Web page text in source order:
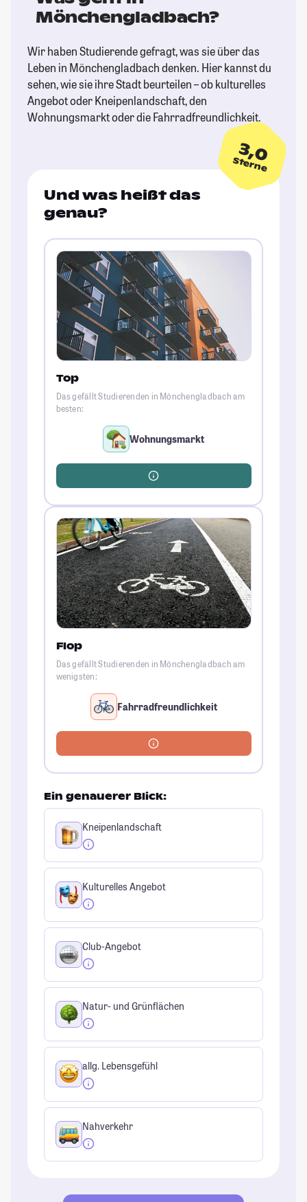
Mönchengladbach?
Wir haben Studierende gefragt, was sie über das
Leben in Mönchengladbach denken. Hier kannst du
sehen, wie sie ihre Stadt beurteilen – ob kulturelles
Angebot oder Kneipenlandschaft, den
Wohnungsmarkt oder die Fahrradfreundlichkeit.
3,0
Sterne
Und was heißt das
genau?
Top
Das gefällt Studierenden in Mönchengladbach am
besten:
Wohnungsmarkt
Flop
Das gefällt Studierenden in Mönchengladbach am
wenigsten:
Fahrradfreundlichkeit
Ein genauerer Blick:
Kneipenlandschaft
Kulturelles Angebot
Club-Angebot
Natur- und Grünflächen
allg. Lebensgefühl
Nahverkehr